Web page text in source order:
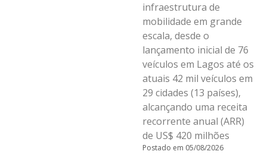
infraestrutura de
mobilidade em grande
escala, desde o
lançamento inicial de 76
veículos em Lagos até os
atuais 42 mil veículos em
29 cidades (13 países),
alcançando uma receita
recorrente anual (ARR)
de US$ 420 milhões
Postado em 05/08/2026